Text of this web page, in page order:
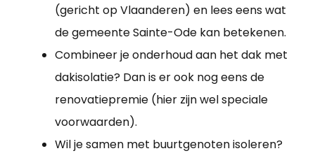
(gericht op Vlaanderen) en lees eens wat
de gemeente Sainte-Ode kan betekenen.
Combineer je onderhoud aan het dak met
dakisolatie? Dan is er ook nog eens de
renovatiepremie (hier zijn wel speciale
voorwaarden).
Wil je samen met buurtgenoten isoleren?